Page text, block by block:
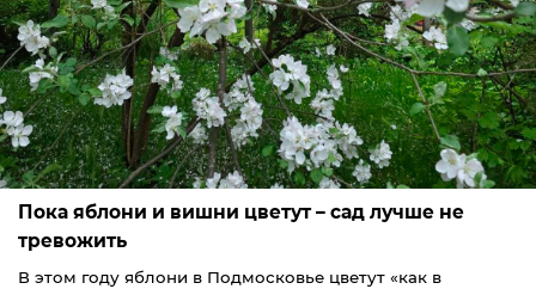
Пока яблони и вишни цветут – сад лучше не
тревожить
В этом году яблони в Подмосковье цветут «как в